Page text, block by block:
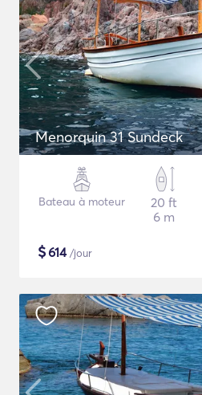
Menorquin 31 Sundeck
Bateau à moteur
20 ft
6 m
$614/jour